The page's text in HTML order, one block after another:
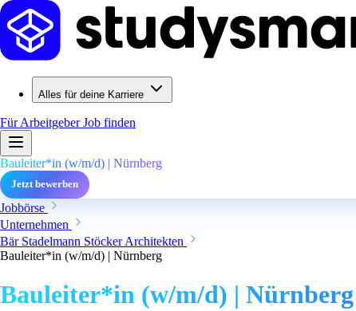
Alles für deine Karriere
Für ArbeitgeberJob finden
Bauleiter*in (w/m/d) | Nürnberg
Jetzt bewerben
Jobbörse
Unternehmen
Bär Stadelmann Stöcker Architekten
Bauleiter*in (w/m/d) | Nürnberg
Bauleiter*in (w/m/d) | Nürnberg